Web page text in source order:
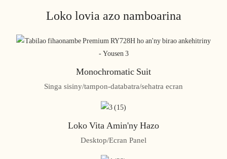
Loko lovia azo namboarina
Monochromatic Suit
Singa sisiny/tampon-databatra/sehatra ecran
Loko Vita Amin'ny Hazo
Desktop/Ecran Panel